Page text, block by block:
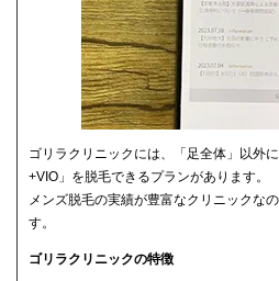
ゴリラクリニックには、「足全体」以外
+VIO」を脱毛できるプランがあります。
メンズ脱毛の実績が豊富なクリニックな
す。
ゴリラクリニックの特徴